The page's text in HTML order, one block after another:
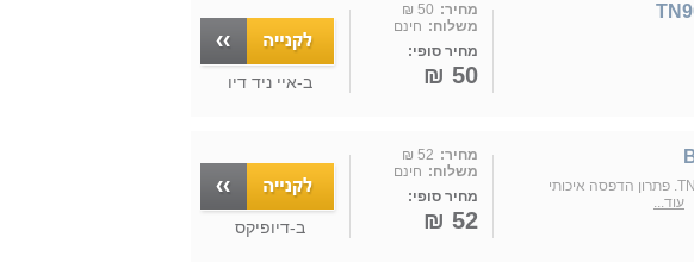
מחיר: 50 ₪
משלוח: חינם
מחיר סופי:
50 ₪ ב-איי ניד דיו
25521011 טונר שחור תואם Brother דגם TN900BK. פתרון הדפסה איכותי
עוד...
מחיר: 52 ₪
משלוח: חינם
מחיר סופי:
52 ₪ ב-דיופיקס